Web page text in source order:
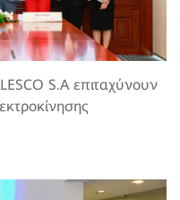
S.A επιταχύνουν